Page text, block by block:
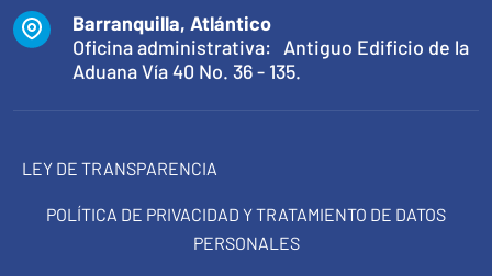
Barranquilla, Atlántico
Oficina administrativa: Antiguo Edificio de la
Aduana Vía 40 No. 36 - 135.
LEY DE TRANSPARENCIA
POLÍTICA DE PRIVACIDAD Y TRATAMIENTO DE DATOS
PERSONALES